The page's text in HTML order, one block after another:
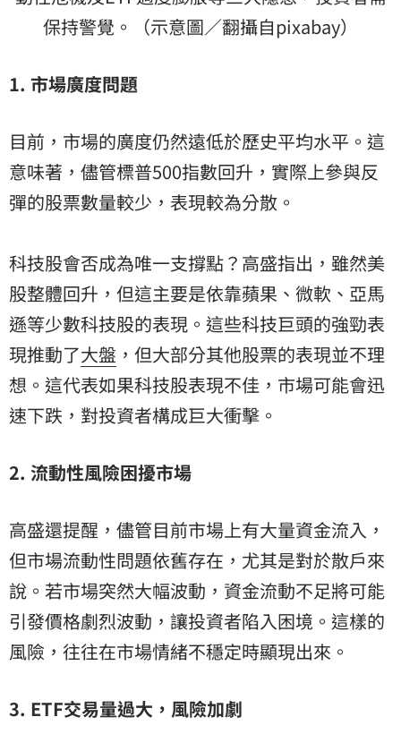
保持警覺。（示意圖／翻攝自pixabay）
1. 市場廣度問題
目前，市場的廣度仍然遠低於歷史平均水平。這
意味著，儘管標普500指數回升，實際上參與反
彈的股票數量較少，表現較為分散。
科技股會否成為唯一支撐點？高盛指出，雖然美
股整體回升，但這主要是依靠蘋果、微軟、亞馬
遜等少數科技股的表現。這些科技巨頭的強勁表
現推動了大盤 ，但大部分其他股票的表現並不理
想。這代表如果科技股表現不佳，市場可能會迅
速下跌，對投資者構成巨大衝擊。
2. 流動性風險困擾市場
高盛還提醒，儘管目前市場上有大量資金流入，
但市場流動性問題依舊存在，尤其是對於散戶來
說。若市場突然大幅波動，資金流動不足將可能
引發價格劇烈波動，讓投資者陷入困境。這樣的
風險，往往在市場情緒不穩定時顯現出來。
3. ETF交易量過大，風險加劇